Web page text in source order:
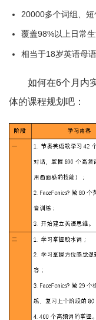
20000多个词组、短
覆盖98%以上日常
相当于18岁英语母语
如何在6个月内
体的课程规划吧：